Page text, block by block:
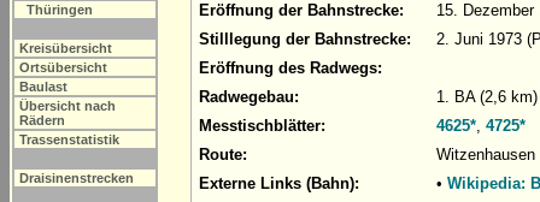
Thüringen
Kreisübersicht
Ortsübersicht
Baulast
Übersicht nach
Rädern
Trassenstatistik
Draisinenstrecken
Eröffnung der Bahnstrecke:
15. Dezember
Stilllegung der Bahnstrecke:
2. Juni 1973
Eröffnung des Radwegs:
Radwegebau:
1. BA (2,6
Messtischblätter:
4625*, 4725*
Route:
Witzenhausen
Externe Links (Bahn):
• Wikipedia: